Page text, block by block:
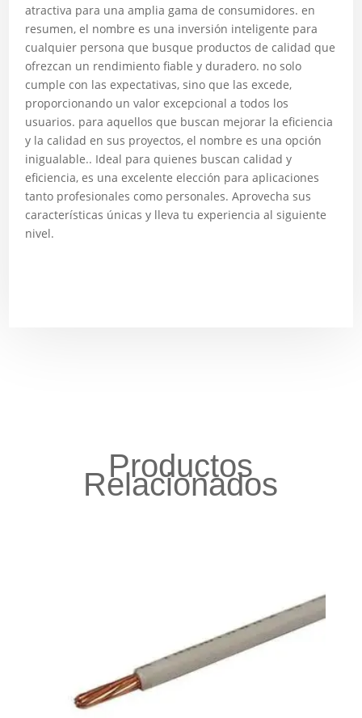
atractiva para una amplia gama de consumidores. en
resumen, el nombre es una inversión inteligente para
cualquier persona que busque productos de calidad que
ofrezcan un rendimiento fiable y duradero. no solo
cumple con las expectativas, sino que las excede,
proporcionando un valor excepcional a todos los
usuarios. para aquellos que buscan mejorar la eficiencia
y la calidad en sus proyectos, el nombre es una opción
inigualable.. Ideal para quienes buscan calidad y
eficiencia, es una excelente elección para aplicaciones
tanto profesionales como personales. Aprovecha sus
características únicas y lleva tu experiencia al siguiente
nivel.
Productos
Relacionados